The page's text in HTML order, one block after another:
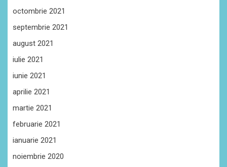
octombrie 2021
septembrie 2021
august 2021
iulie 2021
iunie 2021
aprilie 2021
martie 2021
februarie 2021
ianuarie 2021
noiembrie 2020